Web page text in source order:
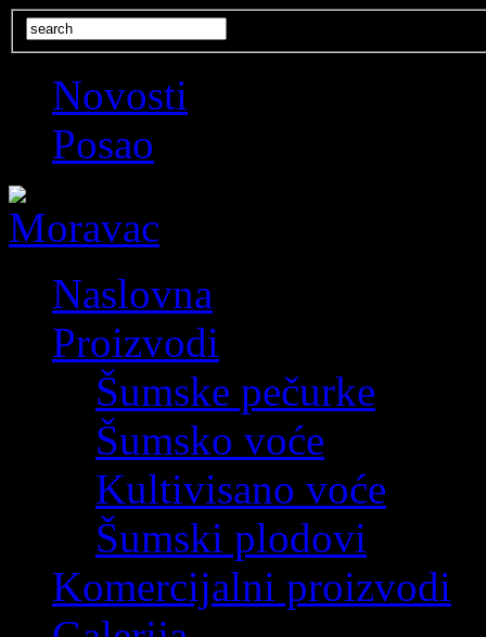
Novosti
Posao
Naslovna
Proizvodi
Šumske pečurke
Šumsko voće
Kultivisano voće
Šumski plodovi
Komercijalni proizvodi